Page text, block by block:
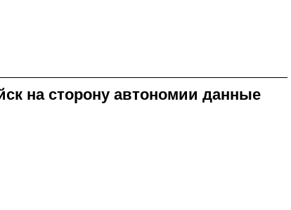
на сторону автономии данные